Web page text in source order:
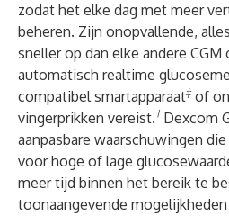
zodat het elke dag met meer
beheren. Zijn onopvallende,
sneller op dan elke andere CGM
automatisch realtime
compatibel smartapparaat‡of
vingerprikken vereist. †Dexcom
aanpasbare waarschuwingen
voor hoge of lage
meer tijd binnen het bereik te
toonaangevende